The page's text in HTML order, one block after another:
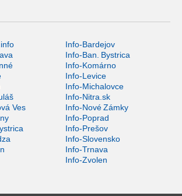
Info-Bardejov
Info-Ban. Bystrica
Info-Komárno
Info-Levice
Info-Michalovce
Info-Nitra.sk
Ves
Info-Nové Zámky
Info-Poprad
Info-Prešov
Info-Slovensko
Info-Trnava
Info-Zvolen